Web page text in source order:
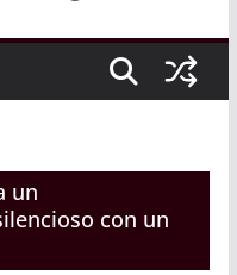
un
con un